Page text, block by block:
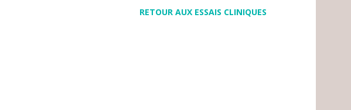
RETOUR AUX ESSAIS CLINIQUES